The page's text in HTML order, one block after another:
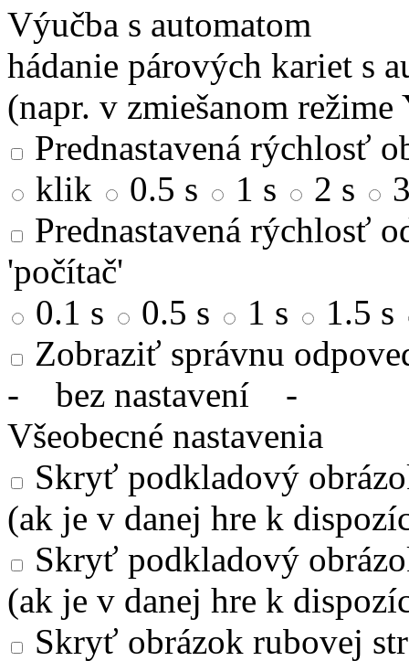
Výučba s automatom
hádanie párových kariet s
(napr. v zmiešanom režime
Prednastavená rýchlosť
klik
0.5 s 1 s 2 s
Prednastavená rýchlosť
'počítač'
0.1 s
0.5 s 1 s
1.5 s
Zobraziť správnu
- bez nastavení -
Všeobecné nastavenia
Skryť podkladový
(ak je v danej hre k
Skryť podkladový
(ak je v danej hre k
Skryť obrázok rubovej